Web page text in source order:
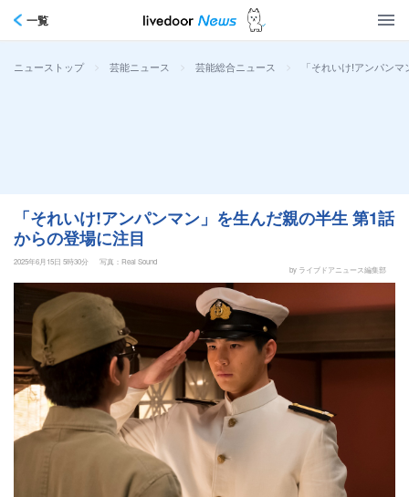
一覧
ニューストップ > 芸能ニュース > 芸能総合ニュース > 「それいけ!アンパン
「それいけ!アンパンマン」を生んだ親の半生 第1話
からの登場に注目
2025年6月15日 5時30分
写真：Real Sound
by ライブドアニュース編集部